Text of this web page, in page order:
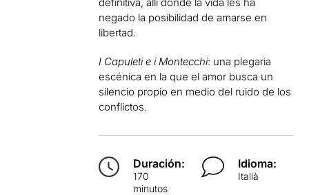
negado la posibilidad de amarse en
libertad.
I Capuleti e i Montecchi: una plegaria
escénica en la que el amor busca un
silencio propio en medio del ruido de los
conflictos.
Duración:
170
minutos
Idioma:
Italià